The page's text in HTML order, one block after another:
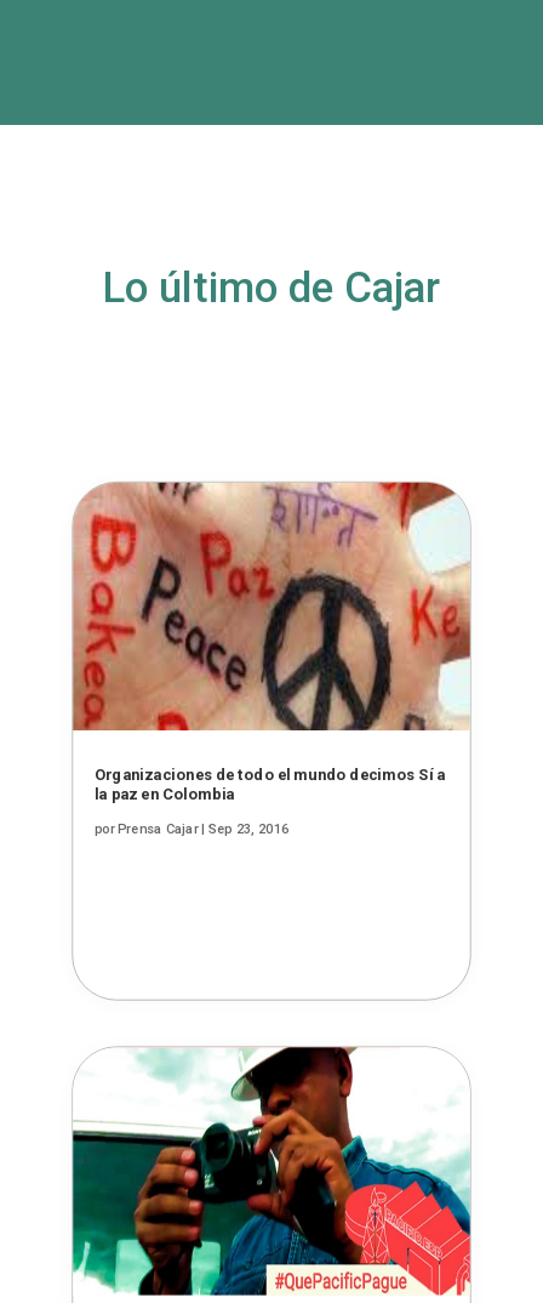
Lo último de Cajar
Organizaciones de todo el mundo decimos Sí a
la paz en Colombia
porPrensa Cajar| Sep 23, 2016